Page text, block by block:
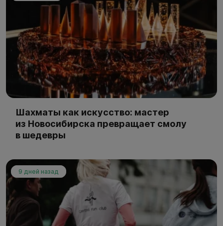
Шахматы как искусство: мастер
из Новосибирска превращает смолу
в шедевры
9 дней назад